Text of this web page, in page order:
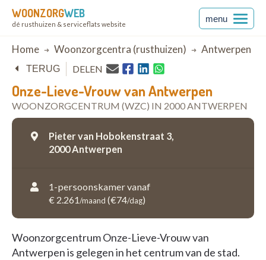
WOONZORGWEB
dé rusthuizen & serviceflats website
menu
Breadcrumb
Home Woonzorgcentra (rusthuizen) Antwerpen
Onze-Lieve-Vrouw van Antwerpen
WOONZORGCENTRUM (WZC) IN 2000 ANTWERPEN
TERUG DELEN
Pieter van Hobokenstraat 3,
2000 Antwerpen
1-persoonskamer vanaf
€ 2.261/maand (€74/dag)
Woonzorgcentrum Onze-Lieve-Vrouw van
Antwerpen is gelegen in het centrum van de stad.